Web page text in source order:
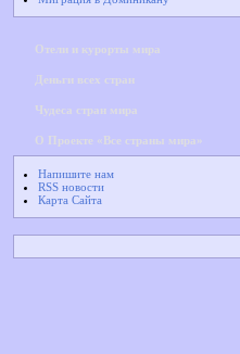
Отели и курорты мира
Деньги всех стран
Чудеса стран мира
О Проекте «Все страны мира»
Напишите нам
RSS новости
Карта Сайта